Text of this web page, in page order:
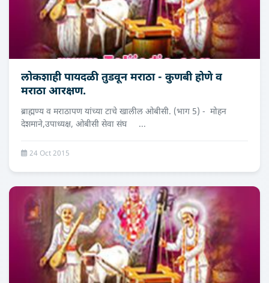
लोकशाही पायदळी तुडवून मराठा - कुणबी होणे व
मराठा आरक्षण.
ब्राह्मण्य व मराठापण यांच्या टाचे खालील ओबीसी. (भाग 5) - मोहन
देशमाने,उपाध्‍यक्ष, ओबीसी सेवा संघ ...
24 Oct 2015